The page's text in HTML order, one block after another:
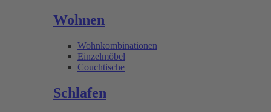
Wohnen
Wohnkombinationen
Einzelmöbel
Couchtische
Schlafen